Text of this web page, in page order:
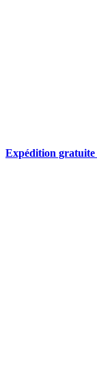
Expédition gratuite